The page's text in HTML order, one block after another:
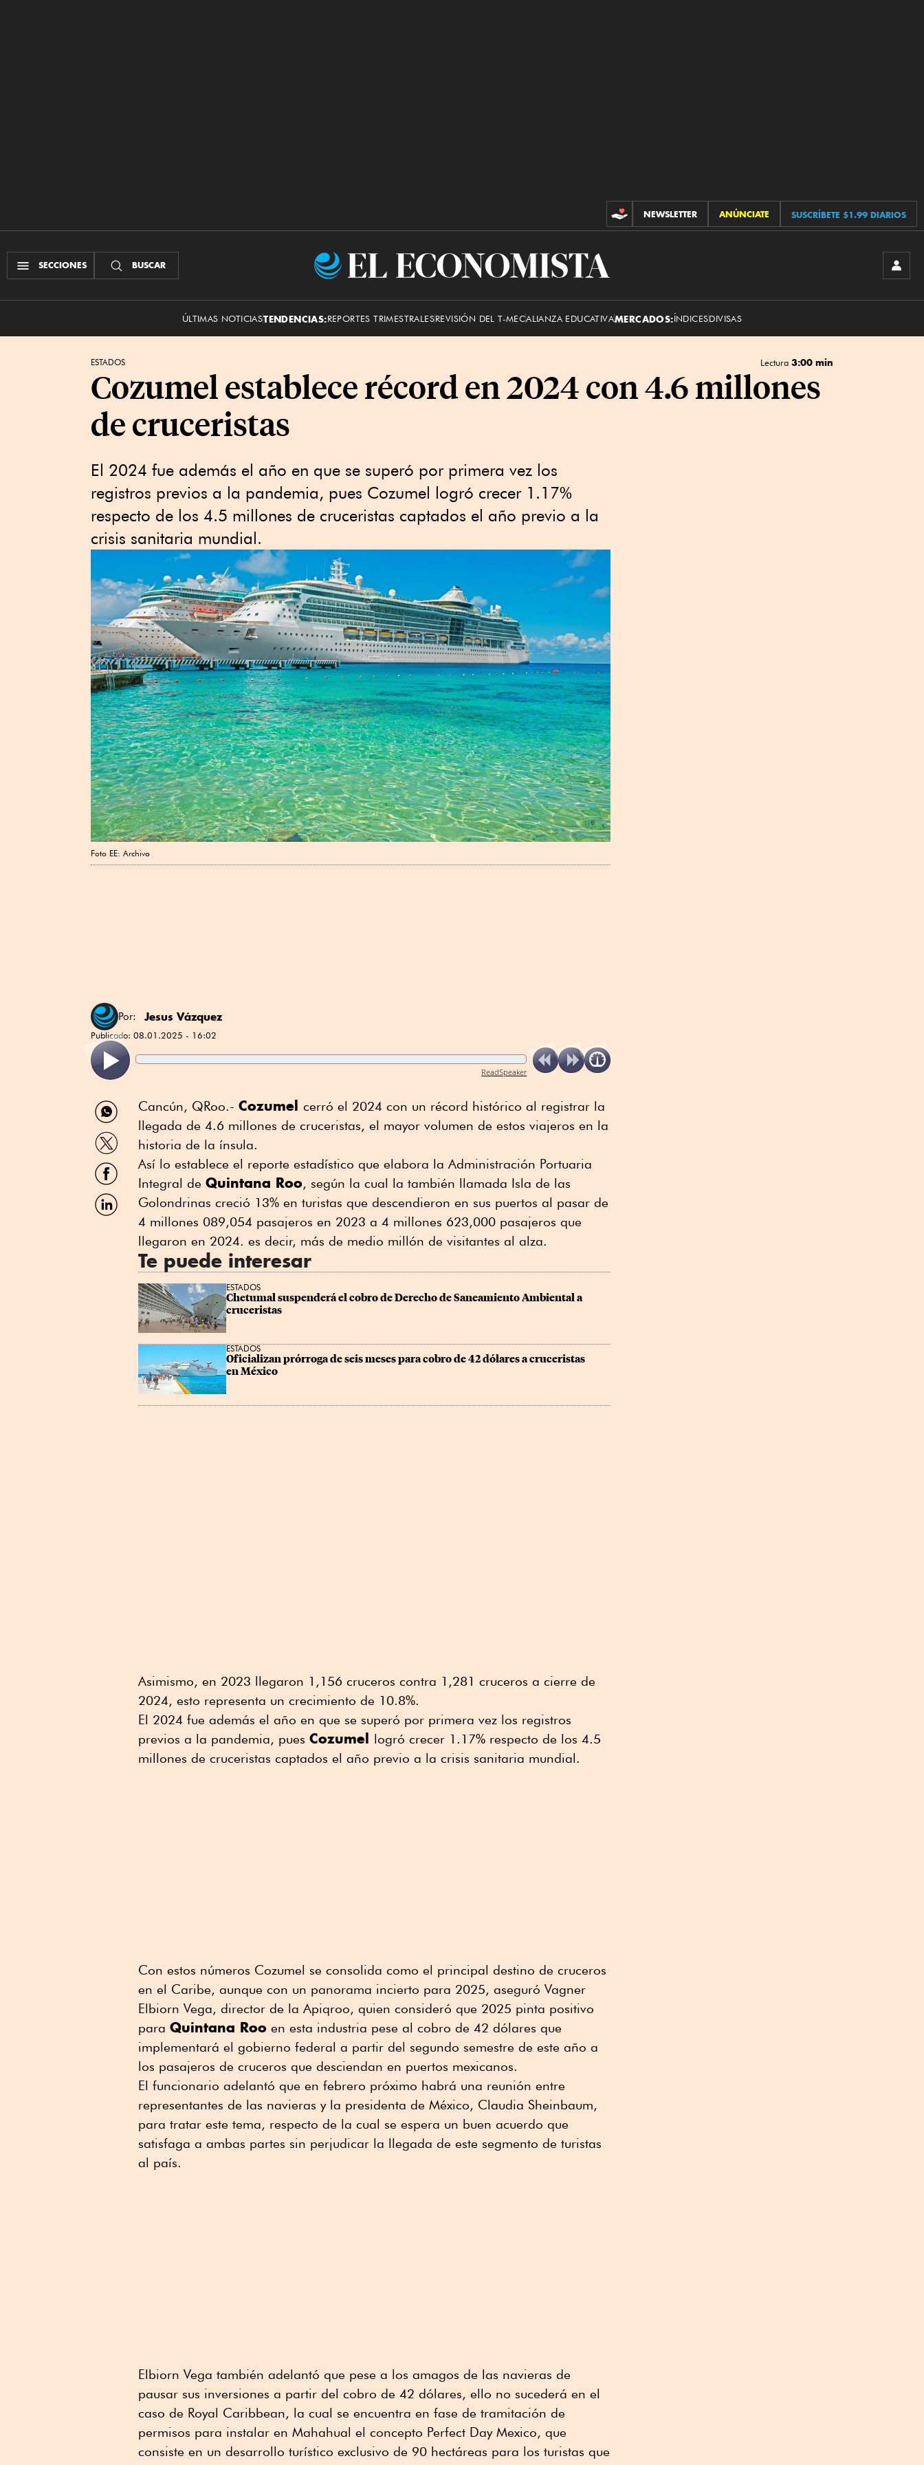
CONTRIBUCIONES
NEWSLETTER ANÚNCIATE SUSCRÍBETE $1.99 DIARIOS
SECCIONES BUSCAR
El
ÚLTIMAS NOTICIASTENDENCIAS:REPORTES TRIMESTRALESREVISIÓN DEL T-MECALIANZA EDUCATIVAMERCADOS:ÍNDICESDIVISAS
ESTADOS Lectura 3:00 min
Cozumel establece récord en 2024 con 4.6 millones
de cruceristas
El 2024 fue además el año en que se superó por primera vez los
registros previos a la pandemia, pues Cozumel logró crecer 1.17%
respecto de los 4.5 millones de cruceristas captados el año previo a la
crisis sanitaria mundial.
Foto EE: Archivo
Por: Jesus Vázquez
Publicado: 08.01.2025 - 16:02
ReadSpeaker
Compartir
por
WhatsApp
Compartir
por
Twitter
Compartir
por
Facebook
Compartir
por
Cancún, QRoo.- Cozumel cerró el 2024 con un récord histórico al registrar la
llegada de 4.6 millones de cruceristas, el mayor volumen de estos viajeros en la
historia de la ínsula.
Así lo establece el reporte estadístico que elabora la Administración Portuaria
Integral de Quintana Roo, según la cual la también llamada Isla de las
Golondrinas creció 13% en turistas que descendieron en sus puertos al pasar de
4 millones 089,054 pasajeros en 2023 a 4 millones 623,000 pasajeros que
llegaron en 2024. es decir, más de medio millón de visitantes al alza.
Te puede interesar
ESTADOS
Chetumal suspenderá el cobro de Derecho de Saneamiento Ambiental a
cruceristas
ESTADOS
Oficializan prórroga de seis meses para cobro de 42 dólares a cruceristas
en México
Asimismo, en 2023 llegaron 1,156 cruceros contra 1,281 cruceros a cierre de
2024, esto representa un crecimiento de 10.8%.
El 2024 fue además el año en que se superó por primera vez los registros
previos a la pandemia, pues Cozumel
logró crecer 1.17% respecto de los 4.5
millones de cruceristas captados el año previo a la crisis sanitaria mundial.
Con estos números Cozumel se consolida como el principal destino de cruceros
en el Caribe, aunque con un panorama incierto para 2025, aseguró Vagner
Elbiorn Vega, director de la Apiqroo, quien consideró que 2025 pinta positivo
para Quintana Roo en esta industria pese al cobro de 42 dólares que
implementará el gobierno federal a partir del segundo semestre de este año a
los pasajeros de cruceros que desciendan en puertos mexicanos.
El funcionario adelantó que en febrero próximo habrá una reunión entre
representantes de las navieras y la presidenta de México, Claudia Sheinbaum,
para tratar este tema, respecto de la cual se espera un buen acuerdo que
satisfaga a ambas partes sin perjudicar la llegada de este segmento de turistas
al país.
Elbiorn Vega también adelantó que pese a los amagos de las navieras de
pausar sus inversiones a partir del cobro de 42 dólares, ello no sucederá en el
caso de Royal Caribbean, la cual se encuentra en fase de tramitación de
permisos para instalar en Mahahual el concepto Perfect Day Mexico, que
consiste en un desarrollo turístico exclusivo de 90 hectáreas para los turistas que